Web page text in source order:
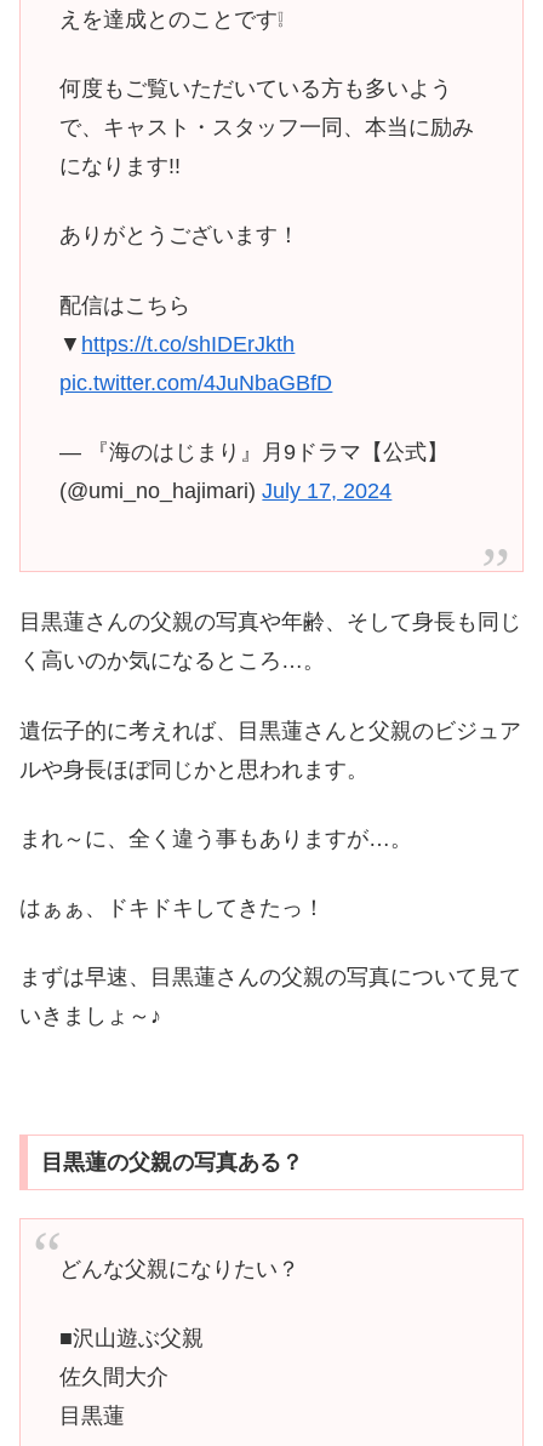
えを達成とのことです❕
何度もご覧いただいている方も多いよう
で、キャスト・スタッフ一同、本当に励み
になります!!
ありがとうございます！
配信はこちら
▼ https://t.co/shIDErJkth
pic.twitter.com/4JuNbaGBfD
— 『海のはじまり』月9ドラマ【公式】
(@umi_no_hajimari)July 17, 2024
目黒蓮さんの父親の写真や年齢、そして身長も同じ
く高いのか気になるところ…。
遺伝子的に考えれば、目黒蓮さんと父親のビジュア
ルや身長ほぼ同じかと思われます。
まれ～に、全く違う事もありますが…。
はぁぁ、ドキドキしてきたっ！
まずは早速、目黒蓮さんの父親の写真について見て
いきましょ～♪
目黒蓮の父親の写真ある？
どんな父親になりたい？
■沢山遊ぶ父親
佐久間大介
目黒蓮